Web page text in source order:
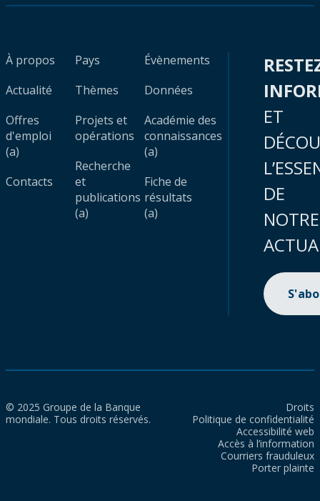
À propos
Actualité
Offres
d'emploi
(a)
Contacts
Pays
Thèmes
Projets et
opérations
Recherche
et
publications
(a)
Évènements
Données
Académie des
connaissances
(a)
Fiche de
résultats
(a)
ET
DE
NOTRE
© 2025 Groupe de la Banque
mondiale. Tous droits réservés.
Droits
Politique de confidentialité
Accessibilité web
Accès à l’information
Courriers frauduleux
Porter plainte